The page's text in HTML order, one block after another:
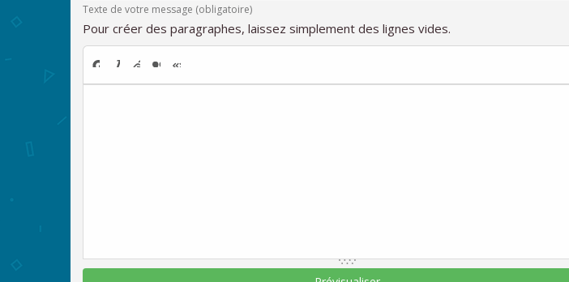
Texte de votre message (obligatoire)
Pour créer des paragraphes, laissez simplement des lignes vides.